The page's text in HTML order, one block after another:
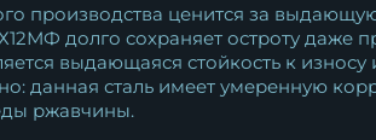
производства ценится за
долго сохраняет остроту даже
выдающаяся стойкость к
сталь имеет умеренную
ржавчины.